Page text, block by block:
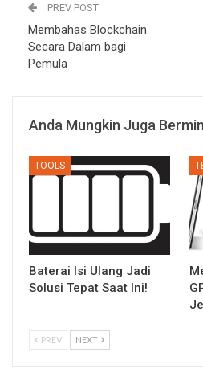
PREV POST
Membahas Blockchain
Secara Dalam bagi
Pemula
Anda Mungkin Juga
TOOLS
Baterai Isi Ulang Jadi
Solusi Tepat Saat Ini!
PREV NEXT